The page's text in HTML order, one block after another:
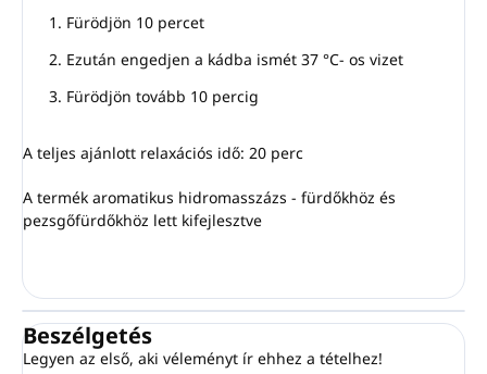
Fürödjön 10 percet
Ezután engedjen a kádba ismét 37 °C- os vizet
Fürödjön tovább 10 percig
A teljes ajánlott relaxációs idő: 20 perc
A termék aromatikus hidromasszázs - fürdőkhöz és
pezsgőfürdőkhöz lett kifejlesztve
Beszélgetés
Legyen az első, aki véleményt ír ehhez a tételhez!